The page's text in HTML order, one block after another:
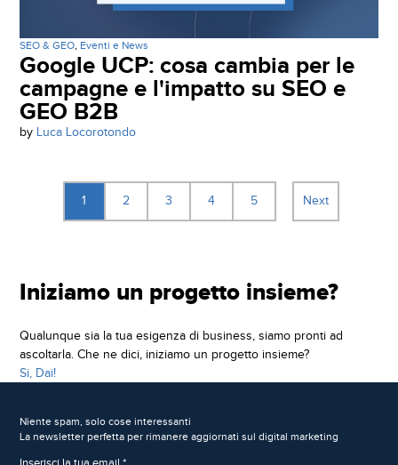
SEO & GEO, Eventi e News
Google UCP: cosa cambia per le
campagne e l'impatto su SEO e
GEO B2B
by Luca Locorotondo
1 2 3 4 5 Next
Iniziamo un progetto insieme?
Qualunque sia la tua esigenza di business, siamo pronti ad
ascoltarla. Che ne dici, iniziamo un progetto insieme?
Si, Dai!
Niente spam, solo cose interessanti
La newsletter perfetta per rimanere aggiornati sul digital marketing